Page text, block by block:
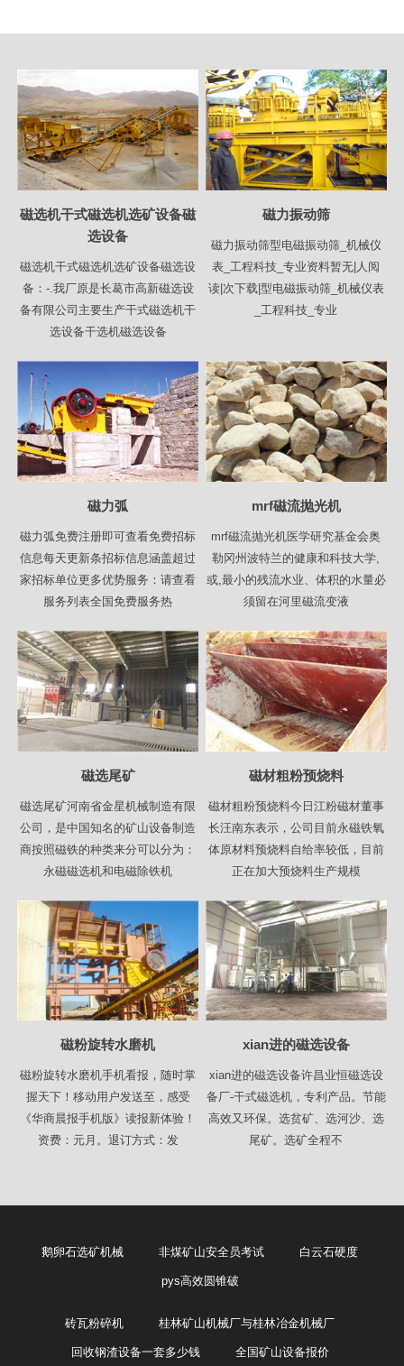
磁选机干式磁选机选矿设备磁
选设备
磁选机干式磁选机选矿设备磁选设
备：-.我厂原是长葛市高新磁选设
备有限公司主要生产干式磁选机干
选设备干选机磁选设备
磁力振动筛
磁力振动筛型电磁振动筛_机械仪
表_工程科技_专业资料暂无|人阅
读|次下载|型电磁振动筛_机械仪表
_工程科技_专业
磁力弧
磁力弧免费注册即可查看免费招标
信息每天更新条招标信息涵盖超过
家招标单位更多优势服务：请查看
服务列表全国免费服务热
mrf磁流抛光机
mrf磁流抛光机医学研究基金会奥
勒冈州波特兰的健康和科技大学,
或,最小的残流水业、体积的水量必
须留在河里磁流变液
磁选尾矿
磁选尾矿河南省金星机械制造有限
公司，是中国知名的矿山设备制造
商按照磁铁的种类来分可以分为：
永磁磁选机和电磁除铁机
磁材粗粉预烧料
磁材粗粉预烧料今日江粉磁材董事
长汪南东表示，公司目前永磁铁氧
体原材料预烧料自给率较低，目前
正在加大预烧料生产规模
磁粉旋转水磨机
磁粉旋转水磨机手机看报，随时掌
握天下！移动用户发送至，感受
《华商晨报手机版》读报新体验！
资费：元月。退订方式：发
xian进的磁选设备
xian进的磁选设备许昌业恒磁选设
备厂-干式磁选机，专利产品。节能
高效又环保。选贫矿、选河沙、选
尾矿。选矿全程不
鹅卵石选矿机械 非煤矿山安全员考试 白云石硬度
pys高效圆锥破
砖瓦粉碎机 桂林矿山机械厂与桂林冶金机械厂
回收钢渣设备一套多少钱 全国矿山设备报价